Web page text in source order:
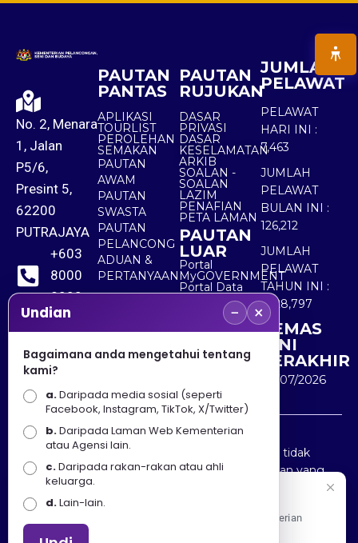
No. 2, Menara
1, Jalan
P5/6,
Presint 5,
62200
PUTRAJAYA
+603
8000
8000
+603
8891
7100
PAUTAN
PANTAS
APLIKASI
TOURLIST
PEROLEHAN
SEMAKAN
PAUTAN
AWAM
PAUTAN
SWASTA
PAUTAN
PELANCONG
ADUAN &
PERTANYAAN
PAUTAN
RUJUKAN
DASAR
PRIVASI
DASAR
KESELAMATAN
ARKIB
SOALAN -
SOALAN
LAZIM
PENAFIAN
PETA LAMAN
PAUTAN
LUAR
Portal
MyGOVERNMENT
Portal Data
Terbuka
Sektor Awam
JUMLAH
PELAWAT
PELAWAT
HARI INI :
7,463
JUMLAH
PELAWAT
BULAN INI :
126,212
JUMLAH
PELAWAT
TAHUN INI :
5,528,797
KEMAS
KINI
TERAKHIR
30/07/2026
Penafian : Kerajaan Malaysia dan Kementerian
Pelancongan Seni dan Budaya (MOTAC) adalah tidak
bertanggungjawab atas kehilangan atau kerugian yang
disebabkan oleh penggunaan mana-mana maklumat
yang diperolehi dari portal ini.
Undian − ×
Bagaimana anda mengetahui tentang
kami?
a.Daripada media sosial (seperti
Facebook, Instagram, TikTok, X/Twitter)
b.Daripada Laman Web Kementerian
atau Agensi lain.
c.Daripada rakan-rakan atau ahli
keluarga.
d.Lain-lain.
Apa Khabar! Selamat datang ke Portal Rasmi Kementerian
Pelancongan, Seni dan Budaya